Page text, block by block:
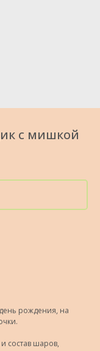
с мишкой
рождения, на
состав шаров,